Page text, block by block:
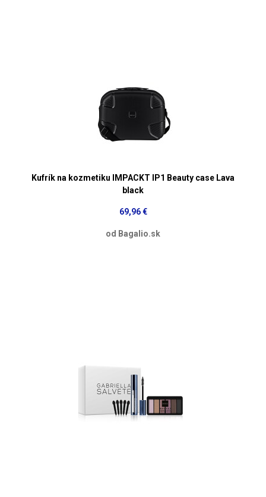
Kufrík na kozmetiku IMPACKT IP1 Beauty case Lava
black
69,96 €
od Bagalio.sk